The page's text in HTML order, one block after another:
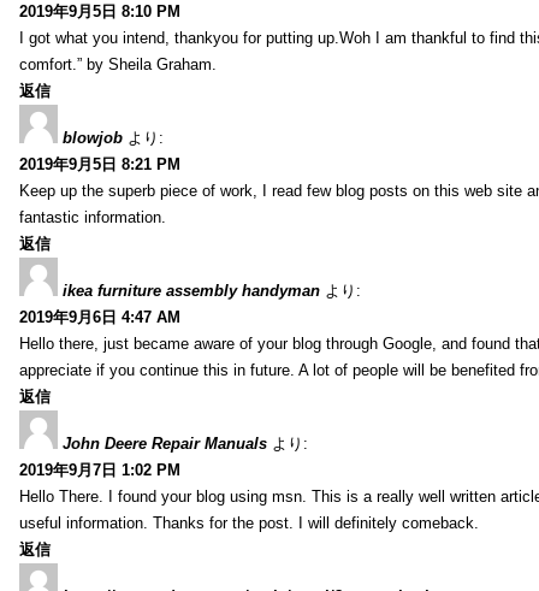
2019年9月5日 8:10 PM
I got what you intend, thankyou for putting up.Woh I am thankful to find
comfort.” by Sheila Graham.
返信
blowjob より:
2019年9月5日 8:21 PM
Keep up the superb piece of work, I read few blog posts on this web site
fantastic information.
返信
ikea furniture assembly handyman より:
2019年9月6日 4:47 AM
Hello there, just became aware of your blog through Google, and found
appreciate if you continue this in future. A lot of people will be benefited
返信
John Deere Repair Manuals より:
2019年9月7日 1:02 PM
Hello There. I found your blog using msn. This is a really well written
useful information. Thanks for the post. I will definitely comeback.
返信